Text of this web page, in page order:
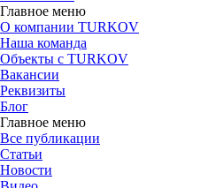
Главное меню
О компании TURKOV
Наша команда
Объекты с TURKOV
Вакансии
Реквизиты
Блог
Главное меню
Все публикации
Статьи
Новости